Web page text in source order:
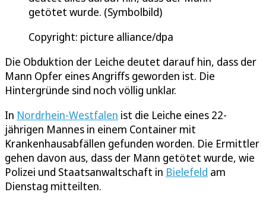
getötet wurde. (Symbolbild)
Copyright: picture alliance/dpa
Die Obduktion der Leiche deutet darauf hin, dass der
Mann Opfer eines Angriffs geworden ist. Die
Hintergründe sind noch völlig unklar.
In Nordrhein-Westfalen ist die Leiche eines 22-
jährigen Mannes in einem Container mit
Krankenhausabfällen gefunden worden. Die Ermittler
gehen davon aus, dass der Mann getötet wurde, wie
Polizei und Staatsanwaltschaft in Bielefeld am
Dienstag mitteilten.